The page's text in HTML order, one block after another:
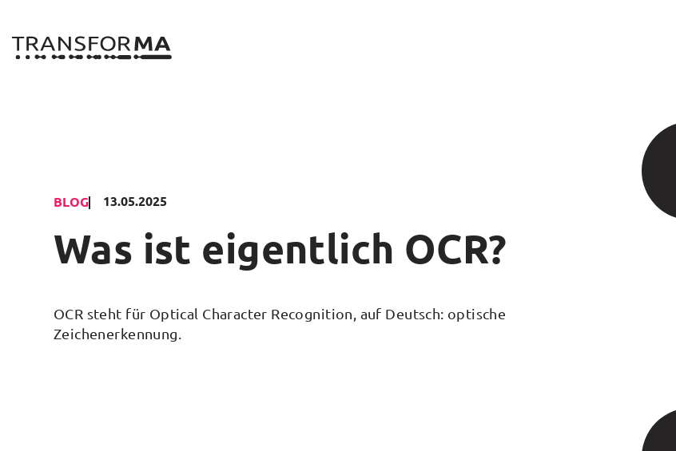
springen
BLOG 13.05.2025
Was ist eigentlich OCR?
OCR steht für Optical Character Recognition, auf Deutsch: optische
Zeichenerkennung.